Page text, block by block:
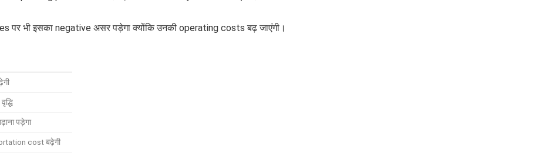
पर भी इसका negative असर पड़ेगा क्योंकि उनकी operating costs बढ़ जाएंगी।
पड़ेगा
cost बढ़ेगी